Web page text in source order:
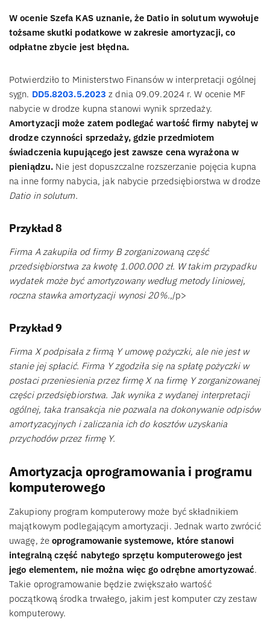
W ocenie Szefa KAS uznanie, że Datio in solutum wywołuje
tożsame skutki podatkowe w zakresie amortyzacji, co
odpłatne zbycie jest błędna.
Potwierdziło to Ministerstwo Finansów w interpretacji ogólnej
sygn. DD5.8203.5.2023 z dnia 09.09.2024 r. W ocenie MF
nabycie w drodze kupna stanowi wynik sprzedaży.
Amortyzacji może zatem podlegać wartość firmy nabytej w
drodze czynności sprzedaży, gdzie przedmiotem
świadczenia kupującego jest zawsze cena wyrażona w
pieniądzu. Nie jest dopuszczalne rozszerzanie pojęcia kupna
na inne formy nabycia, jak nabycie przedsiębiorstwa w drodze
Datio in solutum.
Przykład 8
Firma A zakupiła od firmy B zorganizowaną część
przedsiębiorstwa za kwotę 1.000.000 zł. W takim przypadku
wydatek może być amortyzowany według metody liniowej,
roczna stawka amortyzacji wynosi 20%.,/p>
Przykład 9
Firma X podpisała z firmą Y umowę pożyczki, ale nie jest w
stanie jej spłacić. Firma Y zgodziła się na spłatę pożyczki w
postaci przeniesienia przez firmę X na firmę Y zorganizowanej
części przedsiębiorstwa. Jak wynika z wydanej interpretacji
ogólnej, taka transakcja nie pozwala na dokonywanie odpisów
amortyzacyjnych i zaliczania ich do kosztów uzyskania
przychodów przez firmę Y.
Amortyzacja oprogramowania i programu
komputerowego
Zakupiony program komputerowy może być składnikiem
majątkowym podlegającym amortyzacji. Jednak warto zwrócić
uwagę, że oprogramowanie systemowe, które stanowi
integralną część nabytego sprzętu komputerowego jest
jego elementem, nie można więc go odrębne amortyzować.
Takie oprogramowanie będzie zwiększało wartość
początkową środka trwałego, jakim jest komputer czy zestaw
komputerowy.